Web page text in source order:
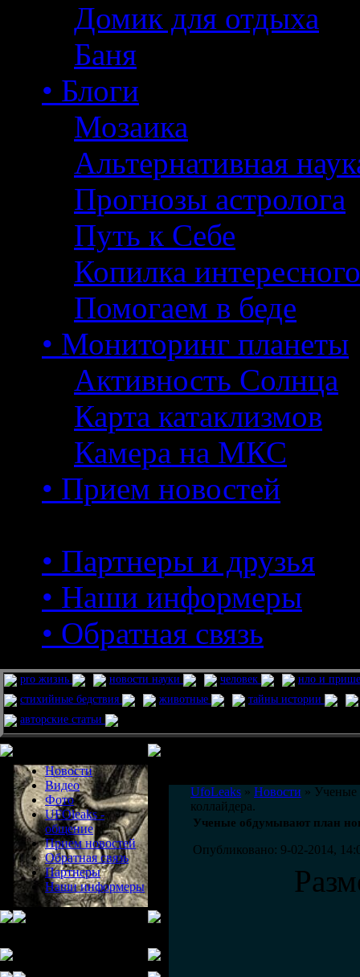
Домик для отдыха
Баня
• Блоги
Мозаика
Альтернативная
Прогнозы астролога
Путь к Себе
Копилка интересного
Помогаем в беде
• Мониторинг планеты
Активность Солнца
Карта катаклизмов
Камера на МКС
• Прием новостей
• Партнеры и друзья
• Наши информеры
• Обратная связь
pro жизнь новости науки человек
нло и
стихийные бедствия
животные
тайны истории
авторские статьи
Новости
Видео
Фото
UFOleaks -
общение
Прием новостей
Обратная связь
Партнеры
Наши информеры
UfoLeaks » Новости » Ученые
коллайдера.
Ученые обдумывают план
Опубликовано: 9-02-2014,